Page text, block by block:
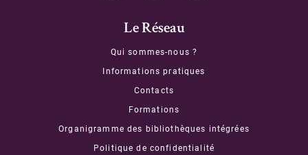
Le Réseau
Qui sommes-nous ?
Informations pratiques
Contacts
Formations
Organigramme des bibliothèques intégrées
Politique de confidentialité